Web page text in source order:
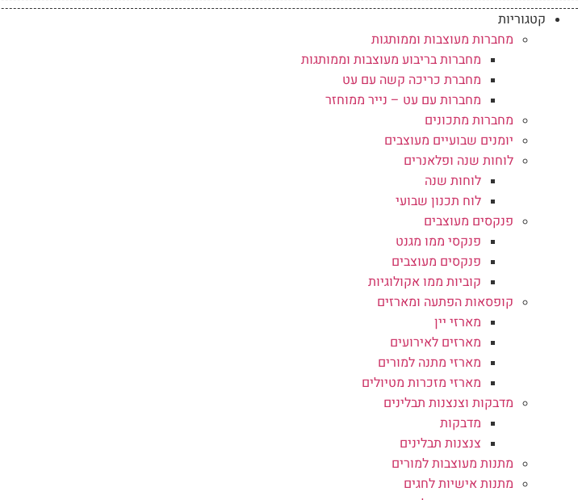
קטגוריות
מחברות מעוצבות וממותגות
מחברות בריבוע מעוצבות וממותגות
מחברת כריכה קשה עם עט
מחברות עם עט – נייר ממוחזר
מחברות מתכונים
יומנים שבועיים מעוצבים
לוחות שנה ופלאנרים
לוחות שנה
לוח תכנון שבועי
פנקסים מעוצבים
פנקסי ממו מגנט
פנקסים מעוצבים
קוביות ממו אקולוגיות
קופסאות הפתעה ומארזים
מארזי יין
מארזים לאירועים
מארזי מתנה למורים
מארזי מזכרות מטיולים
מדבקות וצנצנות תבלינים
מדבקות
צנצנות תבלינים
מתנות מעוצבות למורים
מתנות אישיות לחגים